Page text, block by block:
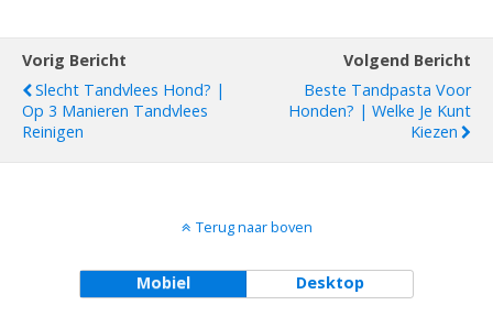
Vorig Bericht
Slecht Tandvlees Hond? |
Op 3 Manieren Tandvlees
Reinigen
Volgend Bericht
Beste Tandpasta Voor
Honden? | Welke Je Kunt
Kiezen
Terug naar boven
Mobiel Desktop